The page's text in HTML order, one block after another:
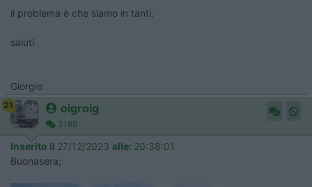
il problema è che siamo in tanti.
saluti
Giorgio
21 oigroig
3189
Inserito il 27/12/2023 alle: 20:38:01
Buonasera;